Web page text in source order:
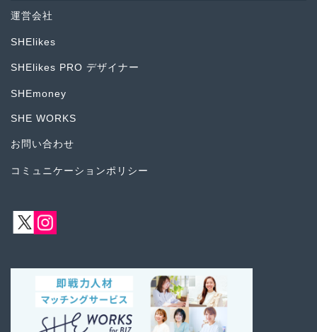
運営会社
SHElikes
SHElikes PRO デザイナー
SHEmoney
SHE WORKS
お問い合わせ
コミュニケーションポリシー